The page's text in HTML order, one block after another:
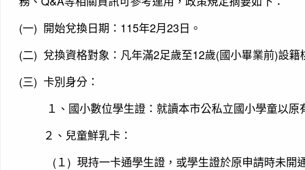
(一) 開始兌換日期： 115年2月 23 日。
(二) 兌換資格對象：凡年滿2足歲至12歲( 國小畢業前)設籍
(三) 卡別身分：
１、 國小數位學生證：就讀本市公私立國小學童以原
２、 兒童鮮乳卡：
( １ ) 現持一卡通學生證，或學生證於原申請時未開